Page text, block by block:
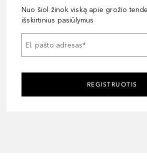
Nuo šiol žinok viską apie grožio
išskirtinius pasiūlymus
El. pašto adresas*
REGISTRUOTIS